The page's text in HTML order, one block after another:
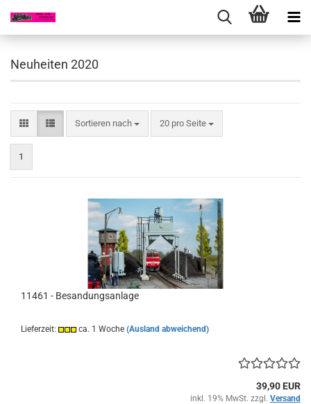
Neuheiten 2020
Sortieren nach
Sortieren nach 20 pro Seite
pro Seite
1
11461 - Besandungsanlage
Lieferzeit: ca. 1 Woche (Ausland abweichend)
39,90 EUR
inkl. 19% MwSt. zzgl. Versand